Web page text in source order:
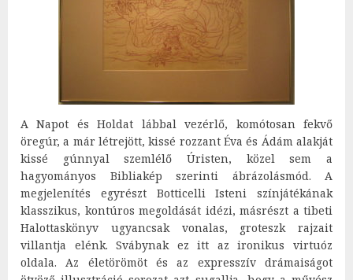
A Napot és Holdat lábbal vezérlő, komótosan fekvő
öregúr, a már létrejött, kissé rozzant Éva és Ádám alakját
kissé gúnnyal szemlélő Úristen, közel sem a
hagyományos Bibliakép szerinti ábrázolásmód. A
megjelenítés egyrészt Botticelli Isteni színjátékának
klasszikus, kontúros megoldását idézi, másrészt a tibeti
Halottaskönyv ugyancsak vonalas, groteszk rajzait
villantja elénk. Svábynak ez itt az ironikus virtuóz
oldala. Az életörömöt és az expresszív drámaiságot